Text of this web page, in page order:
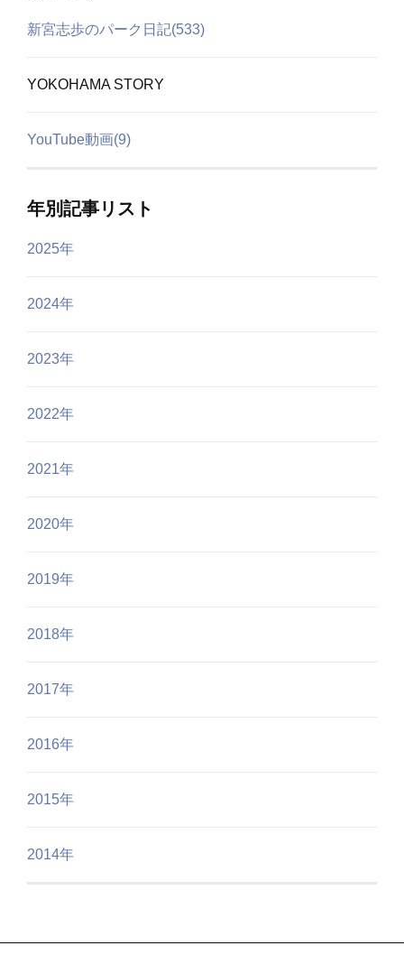
新宮志歩のパーク日記(533)
YOKOHAMA STORY
YouTube動画(9)
年別記事リスト
2025年
2024年
2023年
2022年
2021年
2020年
2019年
2018年
2017年
2016年
2015年
2014年